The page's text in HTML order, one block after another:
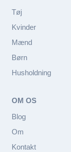
Tøj
Kvinder
Mænd
Børn
Husholdning
OM OS
Blog
Om
Kontakt